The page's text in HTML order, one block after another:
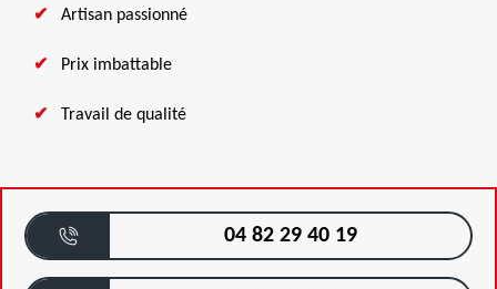
Artisan passionné
Prix imbattable
Travail de qualité
04 82 29 40 19